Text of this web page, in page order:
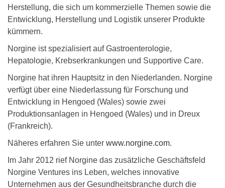
Herstellung, die sich um kommerzielle Themen sowie die
Entwicklung, Herstellung und Logistik unserer Produkte
kümmern.
Norgine ist spezialisiert auf Gastroenterologie,
Hepatologie, Krebserkrankungen und Supportive Care.
Norgine hat ihren Hauptsitz in den Niederlanden. Norgine
verfügt über eine Niederlassung für Forschung und
Entwicklung in Hengoed (Wales) sowie zwei
Produktionsanlagen in Hengoed (Wales) und in Dreux
(Frankreich).
Näheres erfahren Sie unter www.norgine.com.
Im Jahr 2012 rief Norgine das zusätzliche Geschäftsfeld
Norgine Ventures ins Leben, welches innovative
Unternehmen aus der Gesundheitsbranche durch die